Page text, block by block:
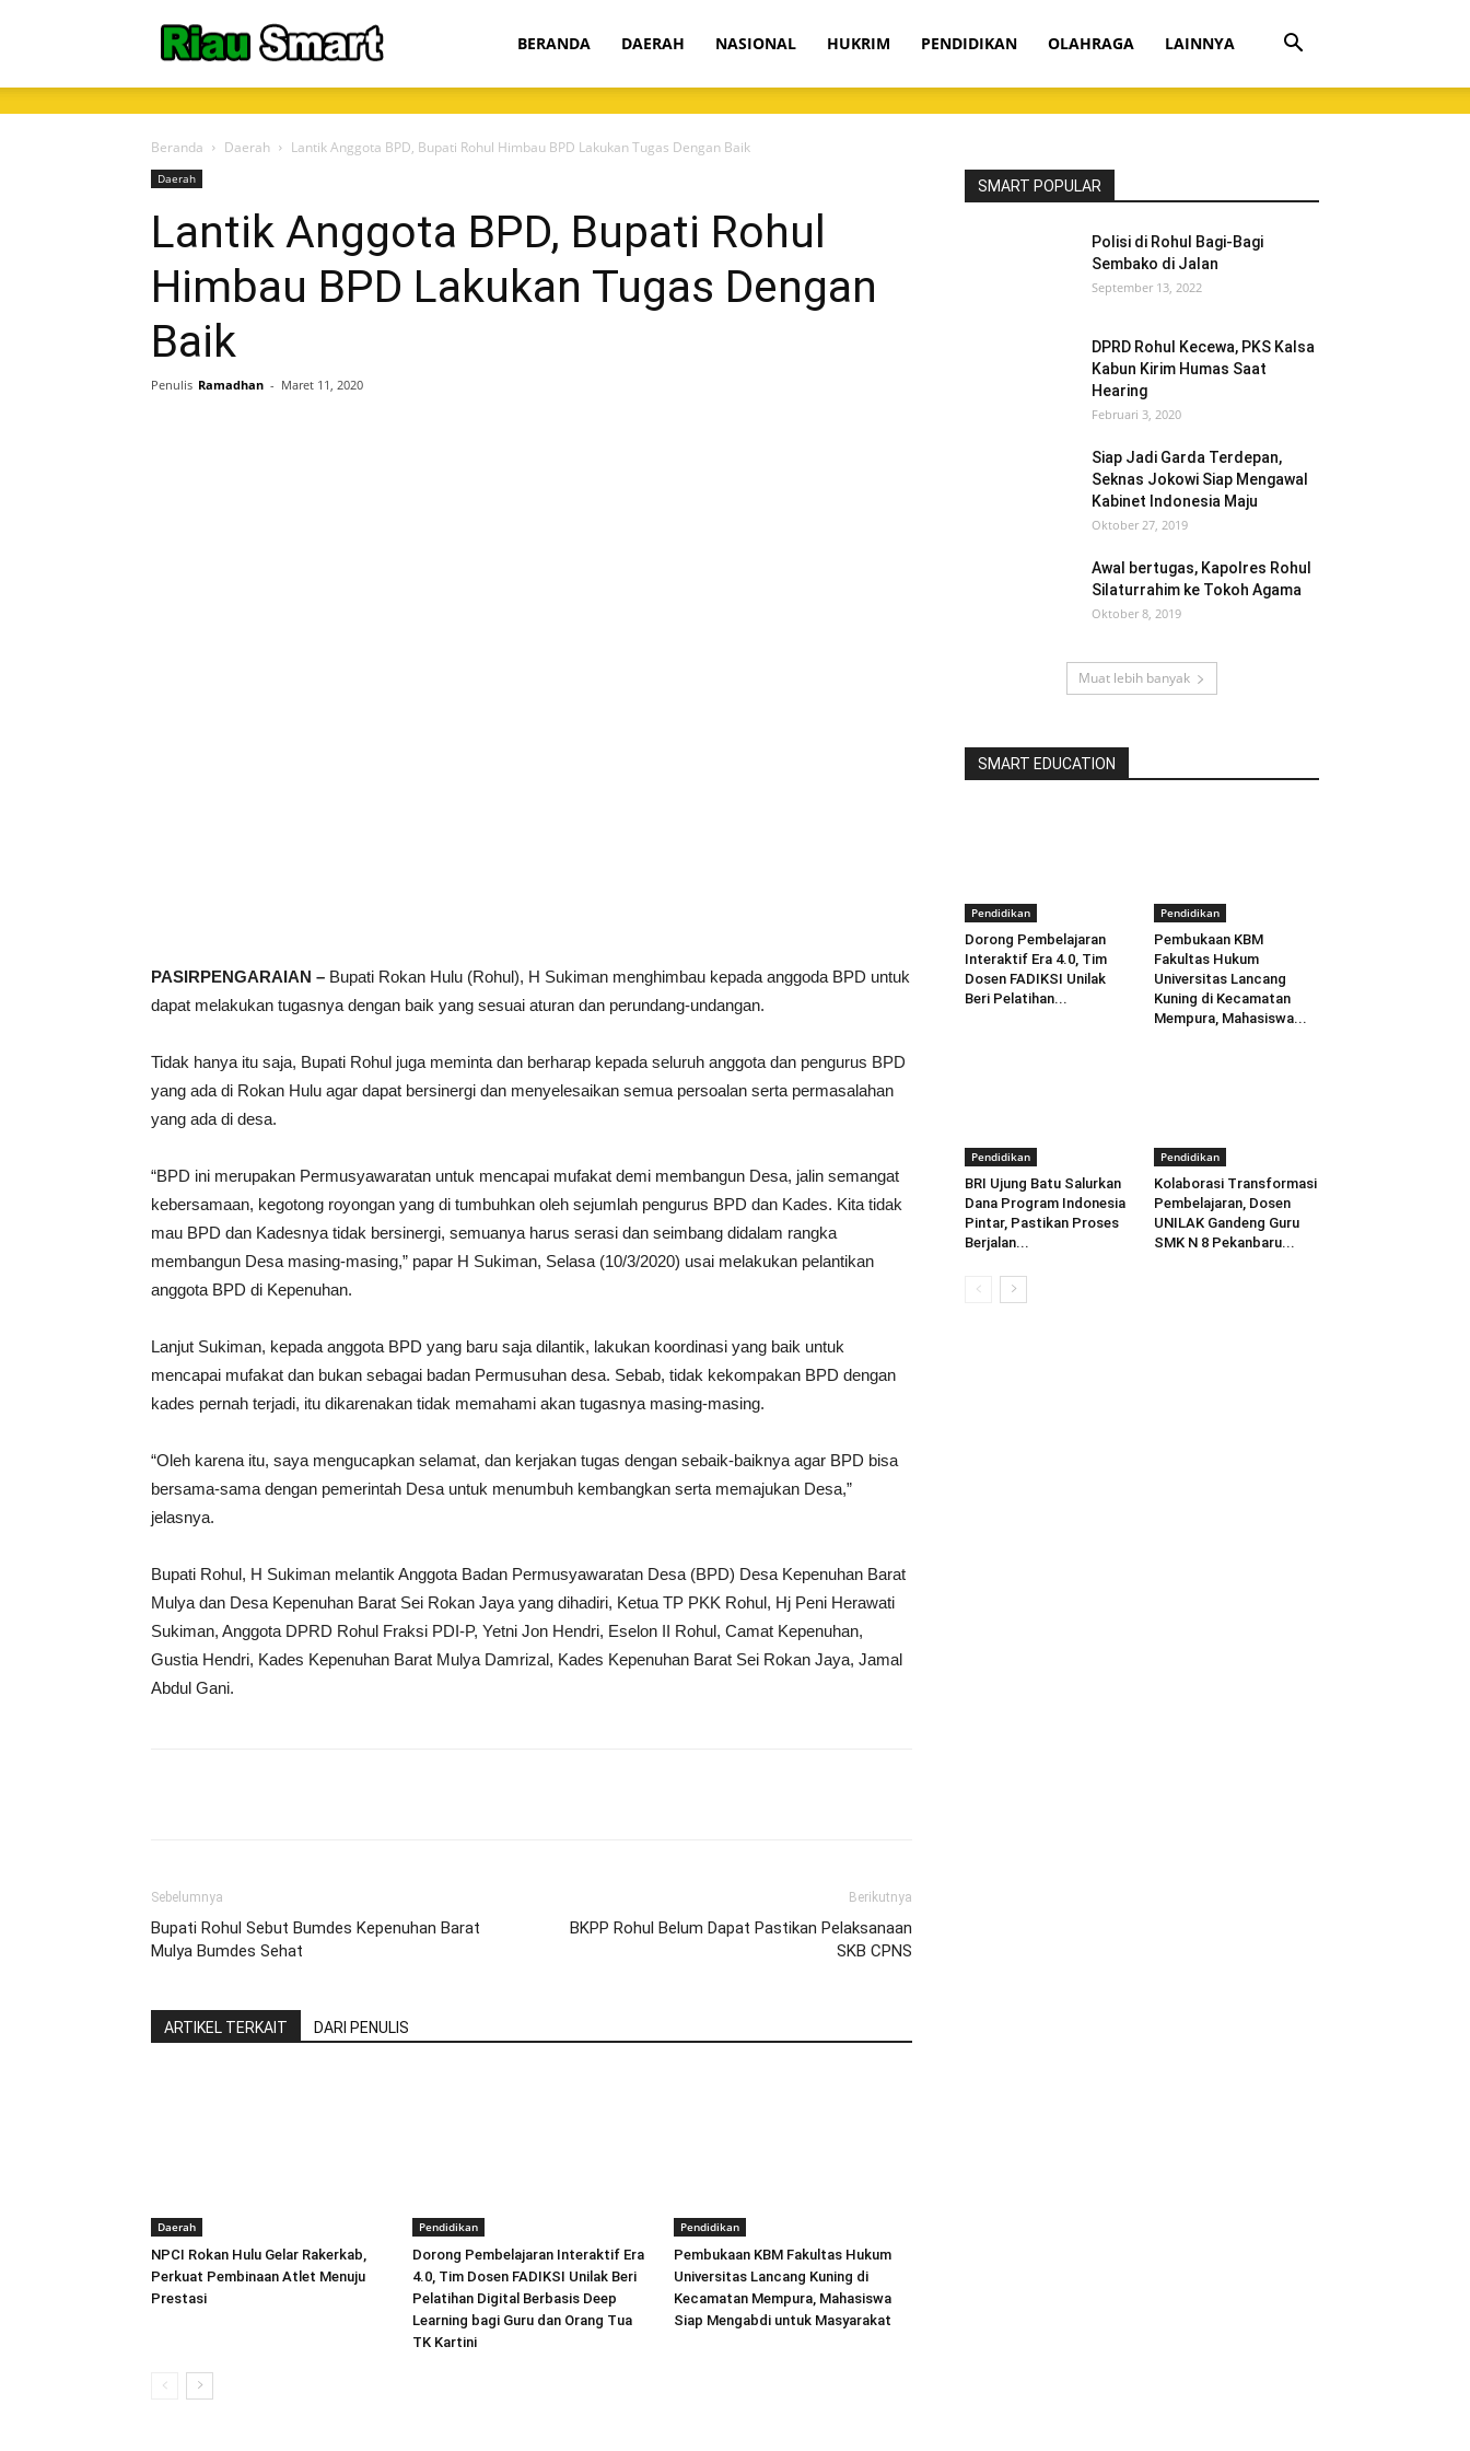
BERANDA DAERAH NASIONAL HUKRIM PENDIDIKAN OLAHRAGA LAINNYA
Beranda Daerah Lantik Anggota BPD, Bupati Rohul Himbau BPD Lakukan Tugas Dengan Baik
Daerah
Lantik Anggota BPD, Bupati Rohul
Himbau BPD Lakukan Tugas Dengan
Baik
Penulis Ramadhan - Maret 11, 2020
PASIRPENGARAIAN – Bupati Rokan Hulu (Rohul), H Sukiman menghimbau kepada anggoda BPD untuk
dapat melakukan tugasnya dengan baik yang sesuai aturan dan perundang-undangan.
Tidak hanya itu saja, Bupati Rohul juga meminta dan berharap kepada seluruh anggota dan pengurus BPD
yang ada di Rokan Hulu agar dapat bersinergi dan menyelesaikan semua persoalan serta permasalahan
yang ada di desa.
“BPD ini merupakan Permusyawaratan untuk mencapai mufakat demi membangun Desa, jalin semangat
kebersamaan, kegotong royongan yang di tumbuhkan oleh sejumlah pengurus BPD dan Kades. Kita tidak
mau BPD dan Kadesnya tidak bersinergi, semuanya harus serasi dan seimbang didalam rangka
membangun Desa masing-masing,” papar H Sukiman, Selasa (10/3/2020) usai melakukan pelantikan
anggota BPD di Kepenuhan.
Lanjut Sukiman, kepada anggota BPD yang baru saja dilantik, lakukan koordinasi yang baik untuk
mencapai mufakat dan bukan sebagai badan Permusuhan desa. Sebab, tidak kekompakan BPD dengan
kades pernah terjadi, itu dikarenakan tidak memahami akan tugasnya masing-masing.
“Oleh karena itu, saya mengucapkan selamat, dan kerjakan tugas dengan sebaik-baiknya agar BPD bisa
bersama-sama dengan pemerintah Desa untuk menumbuh kembangkan serta memajukan Desa,”
jelasnya.
Bupati Rohul, H Sukiman melantik Anggota Badan Permusyawaratan Desa (BPD) Desa Kepenuhan Barat
Mulya dan Desa Kepenuhan Barat Sei Rokan Jaya yang dihadiri, Ketua TP PKK Rohul, Hj Peni Herawati
Sukiman, Anggota DPRD Rohul Fraksi PDI-P, Yetni Jon Hendri, Eselon II Rohul, Camat Kepenuhan,
Gustia Hendri, Kades Kepenuhan Barat Mulya Damrizal, Kades Kepenuhan Barat Sei Rokan Jaya, Jamal
Abdul Gani.
Sebelumnya
Bupati Rohul Sebut Bumdes Kepenuhan Barat
Mulya Bumdes Sehat
Berikutnya
BKPP Rohul Belum Dapat Pastikan Pelaksanaan
SKB CPNS
ARTIKEL TERKAIT DARI PENULIS
Daerah
NPCI Rokan Hulu Gelar Rakerkab,
Perkuat Pembinaan Atlet Menuju
Prestasi
Pendidikan
Dorong Pembelajaran Interaktif Era
4.0, Tim Dosen FADIKSI Unilak Beri
Pelatihan Digital Berbasis Deep
Learning bagi Guru dan Orang Tua
TK Kartini
Pendidikan
Pembukaan KBM Fakultas Hukum
Universitas Lancang Kuning di
Kecamatan Mempura, Mahasiswa
Siap Mengabdi untuk Masyarakat
SMART POPULAR
Polisi di Rohul Bagi-Bagi
Sembako di Jalan
September 13, 2022
DPRD Rohul Kecewa, PKS Kalsa
Kabun Kirim Humas Saat
Hearing
Februari 3, 2020
Siap Jadi Garda Terdepan,
Seknas Jokowi Siap Mengawal
Kabinet Indonesia Maju
Oktober 27, 2019
Awal bertugas, Kapolres Rohul
Silaturrahim ke Tokoh Agama
Oktober 8, 2019
Muat lebih banyak
SMART EDUCATION
Pendidikan
Dorong Pembelajaran
Interaktif Era 4.0, Tim
Dosen FADIKSI Unilak
Beri Pelatihan...
Pendidikan
Pembukaan KBM
Fakultas Hukum
Universitas Lancang
Kuning di Kecamatan
Mempura, Mahasiswa...
Pendidikan
BRI Ujung Batu Salurkan
Dana Program Indonesia
Pintar, Pastikan Proses
Berjalan...
Pendidikan
Kolaborasi Transformasi
Pembelajaran, Dosen
UNILAK Gandeng Guru
SMK N 8 Pekanbaru...